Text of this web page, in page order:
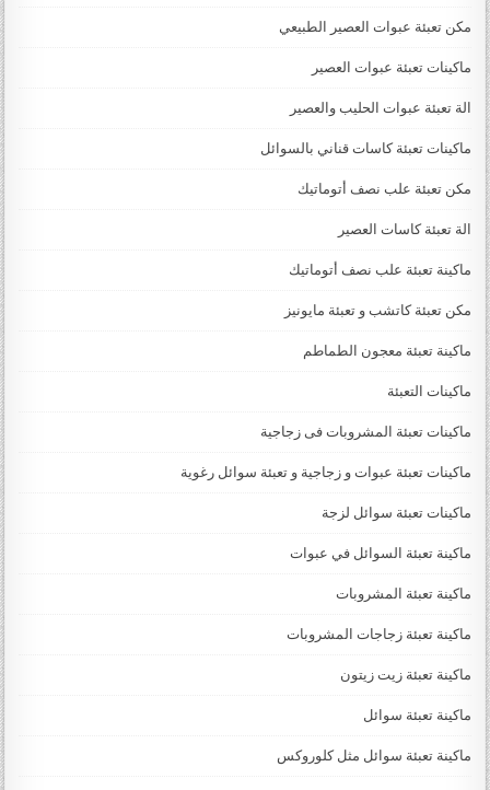
مكن تعبئة عبوات العصير الطبيعي
ماكينات تعبئة عبوات العصير
الة تعبئة عبوات الحليب والعصير
ماكينات تعبئة كاسات قناني بالسوائل
مكن تعبئة علب نصف أتوماتيك
الة تعبئة كاسات العصير
ماكينة تعبئة علب نصف أتوماتيك
مكن تعبئة كاتشب و تعبئة مايونيز
ماكينة تعبئة معجون الطماطم
ماكينات التعبئة
ماكينات تعبئة المشروبات فى زجاجية
ماكينات تعبئة عبوات و زجاجية و تعبئة سوائل رغوية
ماكينات تعبئة سوائل لزجة
‏‏‏ماكينة تعبئة السوائل في عبوات
ماكينة تعبئة المشروبات
ماكينة تعبئة زجاجات المشروبات
ماكينة تعبئة زيت زيتون
ماكينة تعبئة سوائل
ماكينة تعبئة سوائل مثل كلوروكس